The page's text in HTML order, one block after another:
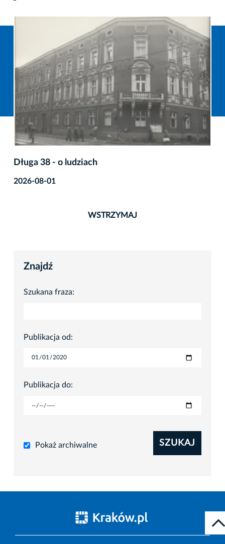
Długa 38 - o ludziach
2026-08-01
WSTRZYMAJ
Znajdź
Szukana fraza:
Publikacja od:
Publikacja do:
Pokaż archiwalne SZUKAJ